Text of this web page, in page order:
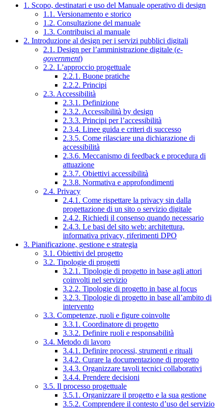
1. Scopo, destinatari e uso del Manuale operativo di design
1.1. Versionamento e storico
1.2. Consultazione del manuale
1.3. Contribuisci al manuale
2. Introduzione al design per i servizi pubblici digitali
2.1. Design per l’amministrazione digitale (e-
government)
2.2. L’approccio progettuale
2.2.1. Buone pratiche
2.2.2. Principi
2.3. Accessibilità
2.3.1. Definizione
2.3.2. Accessibilità by design
2.3.3. Principi per l’accessibilità
2.3.4. Linee guida e criteri di successo
2.3.5. Come rilasciare una dichiarazione di
accessibilità
2.3.6. Meccanismo di feedback e procedura di
attuazione
2.3.7. Obiettivi accessibilità
2.3.8. Normativa e approfondimenti
2.4. Privacy
2.4.1. Come rispettare la privacy sin dalla
progettazione di un sito o servizio digitale
2.4.2. Richiedi il consenso quando necessario
2.4.3. Le basi del sito web: architettura,
informativa privacy, riferimenti DPO
3. Pianificazione, gestione e strategia
3.1. Obiettivi del progetto
3.2. Tipologie di progetti
3.2.1. Tipologie di progetto in base agli attori
coinvolti nel servizio
3.2.2. Tipologie di progetto in base al focus
3.2.3. Tipologie di progetto in base all’ambito di
intervento
3.3. Competenze, ruoli e figure coinvolte
3.3.1. Coordinatore di progetto
3.3.2. Definire ruoli e responsabilità
3.4. Metodo di lavoro
3.4.1. Definire processi, strumenti e rituali
3.4.2. Curare la documentazione di progetto
3.4.3. Organizzare tavoli tecnici collaborativi
3.4.4. Prendere decisioni
3.5. Il processo progettuale
3.5.1. Organizzare il progetto e la sua gestione
3.5.2. Comprendere il contesto d’uso del servizio